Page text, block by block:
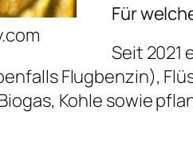
Für
Seit 2021
Flugbenzin),
Kohle sowie